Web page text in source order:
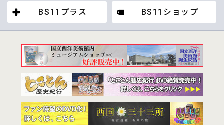
BS11プラス BS11ショップ